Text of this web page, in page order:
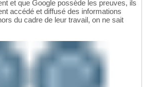
et que Google possède les preuves, ils
accédé et diffusé des informations
du cadre de leur travail, on ne sait